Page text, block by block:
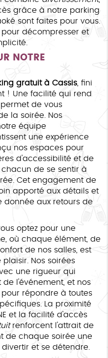
grâce à notre parking
sont faites pour vous.
décompresser et
NOTRE
gratuit à Cassis , fini
! Une facilité qui rend
de vous
la soirée. Nos
équipe
une expérience
nos espaces pour
d'accessibilité et de
de se sentir à
Cet engagement de
apporté aux détails et
donnée aux retours de
optez pour une
où chaque élément, de
de nos salles, est
Nos soirées
une rigueur qui
l'événement, et nos
répondre à toutes
La proximité
et la facilité d'accès
renforcent l'attrait de
de chaque soirée une
et se détendre.